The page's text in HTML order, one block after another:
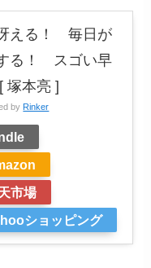
える！ 毎日が
る！ スゴい早
塚本亮 ]
by Rinker
市場
ショッピング